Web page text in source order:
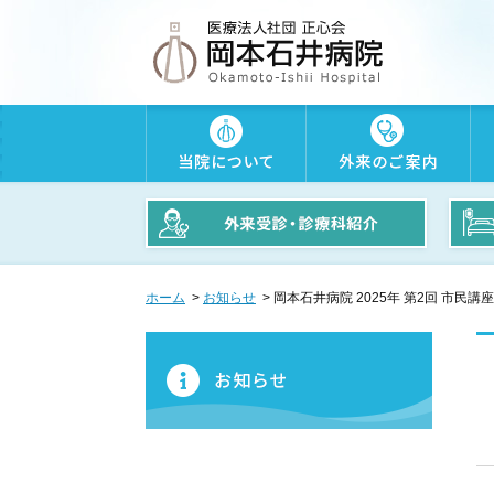
ホーム > お知らせ > 岡本石井病院 2025年 第2回 市民講